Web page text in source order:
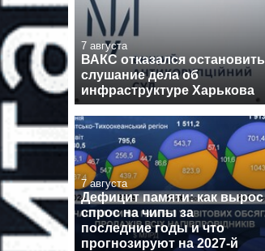
7 августа
ВАКС отказался остановить
слушание дела об
инфраструктуре Харькова
7 августа
Дефицит памяти: как вырос
спрос на чипы за
последние годы и что
прогнозируют на 2027-й